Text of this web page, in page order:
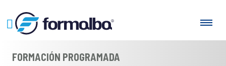
FORMACIÓN PROGRAMADA